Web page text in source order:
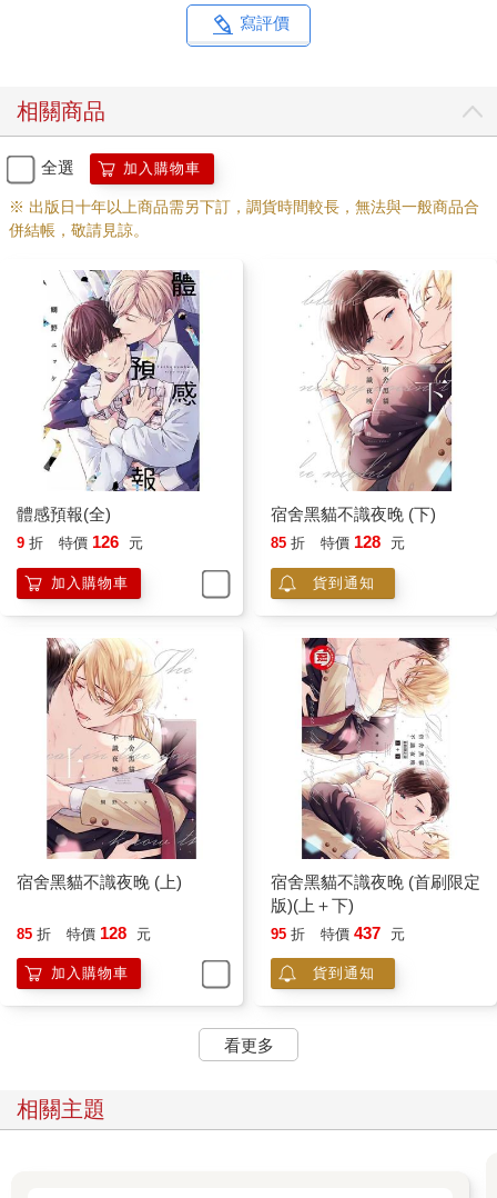
寫評價
相關商品
全選 加入購物車
※ 出版日十年以上商品需另下訂，調貨時間較長，無法與一般商品合
併結帳，敬請見諒。
體感預報(全)
9 折 特價 126 元
加入購物車
宿舍黑貓不識夜晚 (下)
85 折 特價 128 元
貨到通知
宿舍黑貓不識夜晚 (上)
85 折 特價 128 元
加入購物車
宿舍黑貓不識夜晚 (首刷限定
版)(上＋下)
95 折 特價 437 元
貨到通知
看更多
相關主題